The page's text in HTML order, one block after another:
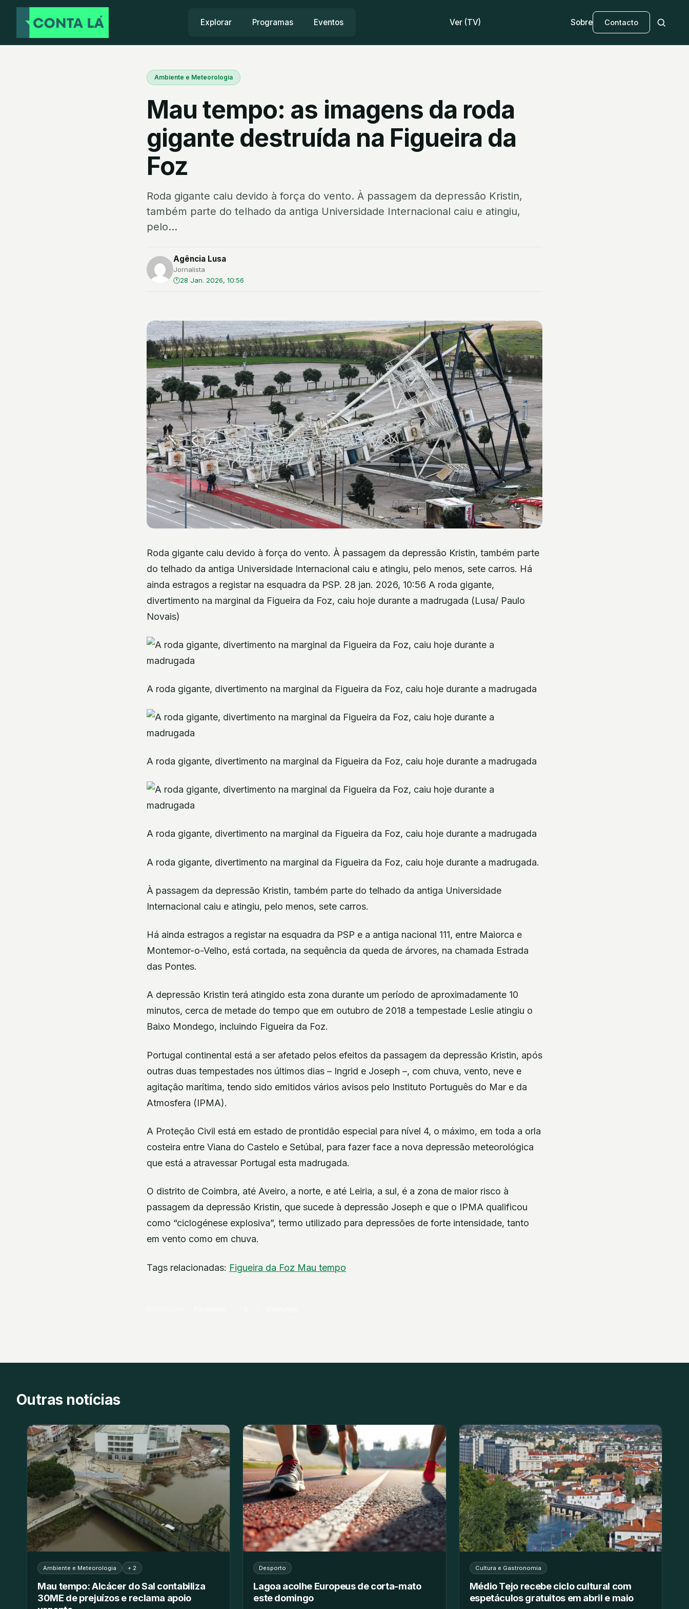
Explorar Programas Eventos Ver (TV) Sobre Contacto
Ambiente e Meteorologia
Mau tempo: as imagens da roda
gigante destruída na Figueira da
Foz
Roda gigante caiu devido à força do vento. À passagem da depressão Kristin,
também parte do telhado da antiga Universidade Internacional caiu e atingiu,
pelo...
Agência Lusa
Jornalista
28 Jan. 2026, 10:56
Roda gigante caiu devido à força do vento. À passagem da depressão Kristin, também parte
do telhado da antiga Universidade Internacional caiu e atingiu, pelo menos, sete carros. Há
ainda estragos a registar na esquadra da PSP. 28 jan. 2026, 10:56 A roda gigante,
divertimento na marginal da Figueira da Foz, caiu hoje durante a madrugada (Lusa/ Paulo
Novais)
A roda gigante, divertimento na marginal da Figueira da Foz, caiu hoje durante a madrugada
A roda gigante, divertimento na marginal da Figueira da Foz, caiu hoje durante a madrugada
A roda gigante, divertimento na marginal da Figueira da Foz, caiu hoje durante a madrugada
A roda gigante, divertimento na marginal da Figueira da Foz, caiu hoje durante a madrugada.
À passagem da depressão Kristin, também parte do telhado da antiga Universidade
Internacional caiu e atingiu, pelo menos, sete carros.
Há ainda estragos a registar na esquadra da PSP e a antiga nacional 111, entre Maiorca e
Montemor-o-Velho, está cortada, na sequência da queda de árvores, na chamada Estrada
das Pontes.
A depressão Kristin terá atingido esta zona durante um período de aproximadamente 10
minutos, cerca de metade do tempo que em outubro de 2018 a tempestade Leslie atingiu o
Baixo Mondego, incluindo Figueira da Foz.
Portugal continental está a ser afetado pelos efeitos da passagem da depressão Kristin, após
outras duas tempestades nos últimos dias – Ingrid e Joseph –, com chuva, vento, neve e
agitação marítima, tendo sido emitidos vários avisos pelo Instituto Português do Mar e da
Atmosfera (IPMA).
A Proteção Civil está em estado de prontidão especial para nível 4, o máximo, em toda a orla
costeira entre Viana do Castelo e Setúbal, para fazer face a nova depressão meteorológica
que está a atravessar Portugal esta madrugada.
O distrito de Coimbra, até Aveiro, a norte, e até Leiria, a sul, é a zona de maior risco à
passagem da depressão Kristin, que sucede à depressão Joseph e que o IPMA qualificou
como “ciclogénese explosiva”, termo utilizado para depressões de forte intensidade, tanto
em vento como em chuva.
Tags relacionadas: Figueira da Foz Mau tempo
Outras notícias
Ambiente e Meteorologia + 2
Mau tempo: Alcácer do Sal contabiliza
30ME de prejuízos e reclama apoio
Desporto
Lagoa acolhe Europeus de corta-mato
este domingo
Cultura e Gastronomia
Médio Tejo recebe ciclo cultural com
espetáculos gratuitos em abril e maio